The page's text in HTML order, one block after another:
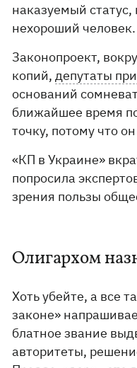
наказуемый
нехороший человек.
Законопроект,
копий,депутаты
оснований
ближайшее время
точку, потому что
«КП в Украине»
попросила
зрения пользы
Олигархом
Хоть убейте, а все
законе»
блатное звание
авторитеты,